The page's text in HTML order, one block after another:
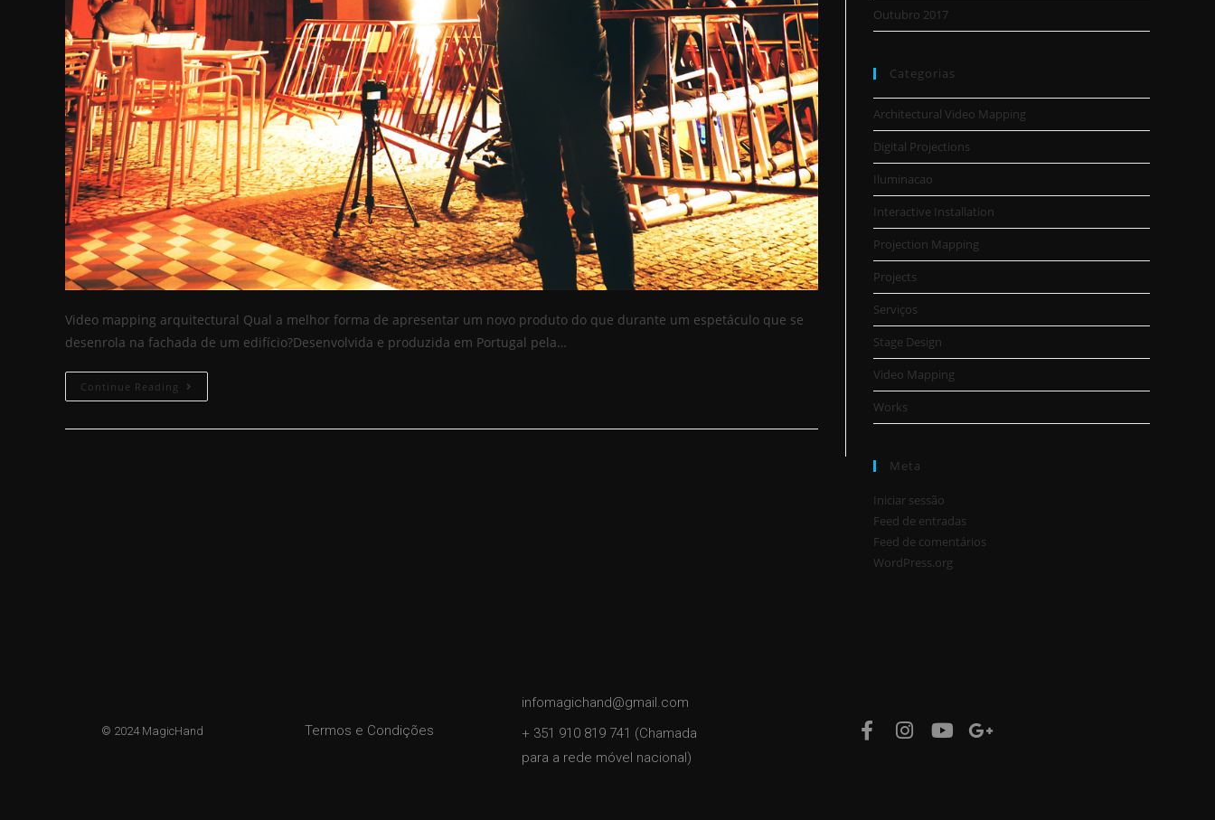
Video mapping arquitectural Qual a melhor forma de apresentar um novo produto do que durante um espetáculo que se
desenrola na fachada de um edifício?Desenvolvida e produzida em Portugal pela…
Continue Reading
Outubro 2017
Categorias
Architectural Video Mapping
Digital Projections
Iluminacao
Interactive Installation
Projection Mapping
Projects
Serviços
Stage Design
Video Mapping
Works
Meta
Iniciar sessão
Feed de entradas
Feed de comentários
WordPress.org
© 2024 MagicHand Termos e Condições
infomagichand@gmail.com
+ 351 910 819 741 (Chamada
para a rede móvel nacional)